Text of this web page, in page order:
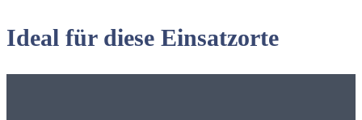
Ideal für diese Einsatzorte